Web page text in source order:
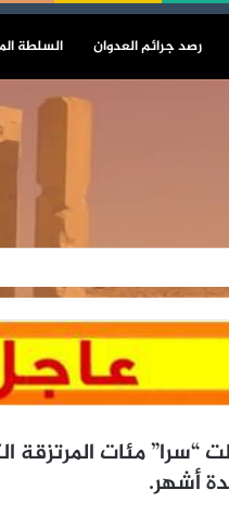
رصد جرائم العدوان السلطة
“سرا” مئات
أشهر.